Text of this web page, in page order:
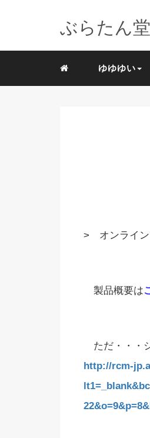
ぶらたん堂
ゆゆゆい
> オンライン
製品概要は
ただ・・・
http://rcm-